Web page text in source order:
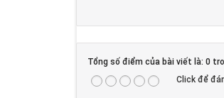
Tổng số điểm của bài viết là: 0
Click để